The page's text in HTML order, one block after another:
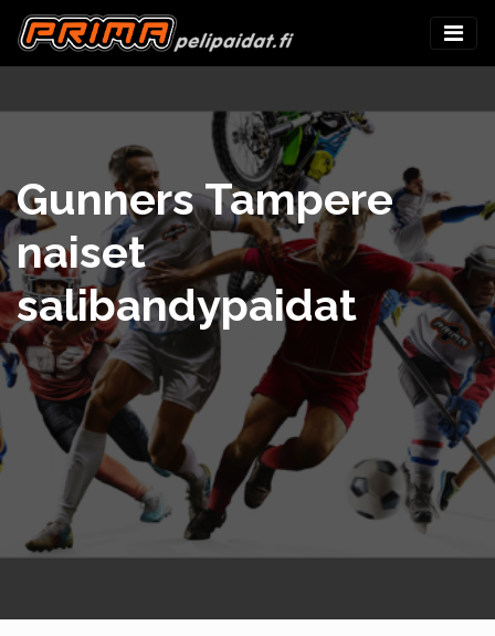
Gunners Tampere
naiset
salibandypaidat